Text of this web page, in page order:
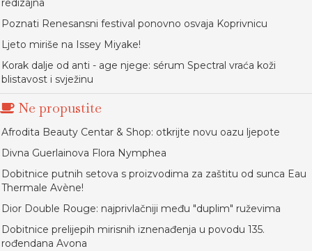
redizajna
Poznati Renesansni festival ponovno osvaja Koprivnicu
Ljeto miriše na Issey Miyake!
Korak dalje od anti - age njege: sérum Spectral vraća koži
blistavost i svježinu
Ne propustite
Afrodita Beauty Centar & Shop: otkrijte novu oazu ljepote
Divna Guerlainova Flora Nymphea
Dobitnice putnih setova s proizvodima za zaštitu od sunca Eau
Thermale Avène!
Dior Double Rouge: najprivlačniji među "duplim" ruževima
Dobitnice prelijepih mirisnih iznenađenja u povodu 135.
rođendana Avona